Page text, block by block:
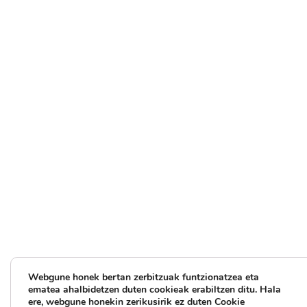
Webgune honek bertan zerbitzuak funtzionatzea eta
ematea ahalbidetzen duten cookieak erabiltzen ditu. Hala
ere, webgune honekin zerikusirik ez duten Cookie